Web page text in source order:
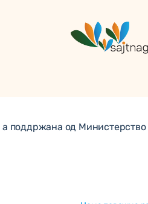
поддржана од